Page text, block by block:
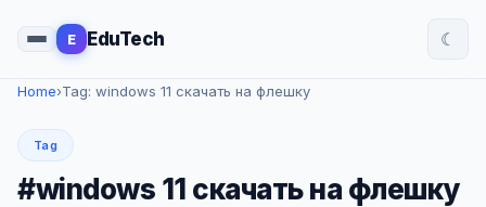
E EduTech ☾
Home›Tag: windows 11 скачать на флешку
Tag
#windows 11 скачать на флешку